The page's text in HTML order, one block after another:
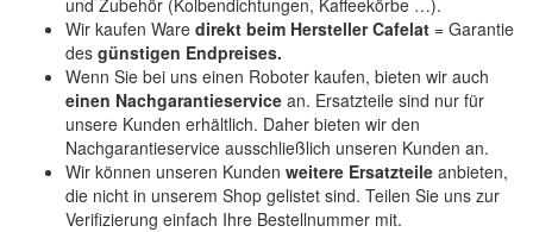
Wir kaufen Ware direkt beim Hersteller Cafelat = Garantie
des günstigen Endpreises.
Wenn Sie bei uns einen Roboter kaufen, bieten wir auch
einen Nachgarantieservice an. Ersatzteile sind nur für
unsere Kunden erhältlich. Daher bieten wir den
Nachgarantieservice ausschließlich unseren Kunden an.
Wir können unseren Kunden weitere Ersatzteile anbieten,
die nicht in unserem Shop gelistet sind. Teilen Sie uns zur
Verifizierung einfach Ihre Bestellnummer mit.